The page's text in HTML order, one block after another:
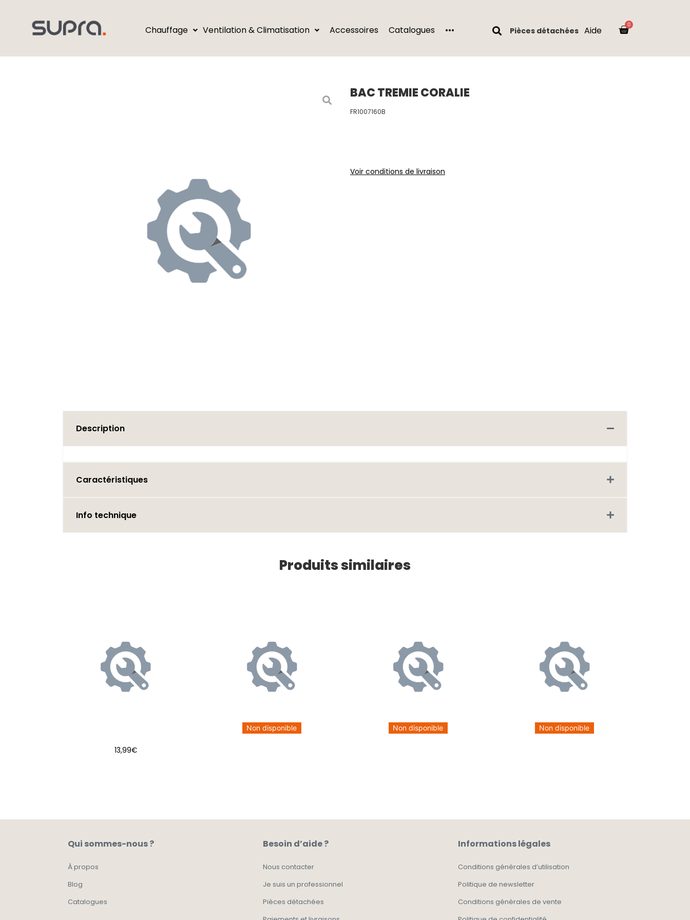
Chauffage Ventilation & Climatisation Accessoires Catalogues ··· Pièces détachées Aide
BAC TREMIE CORALIE
FR1007160B
Voir conditions de livraison
Description
Caractéristiques
Info technique
Produits similaires
13,99€
Non disponible Non disponible Non disponible
Qui sommes-nous ?
À propos
Blog
Catalogues
Besoin d’aide ?
Nous contacter
Je suis un professionnel
Pièces détachées
Informations légales
Conditions générales d’utilisation
Politique de newsletter
Conditions générales de vente